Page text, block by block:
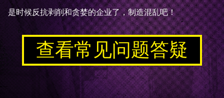
是时候反抗剥削和贪婪的企业了，制造混乱吧！
查看常见问题答疑